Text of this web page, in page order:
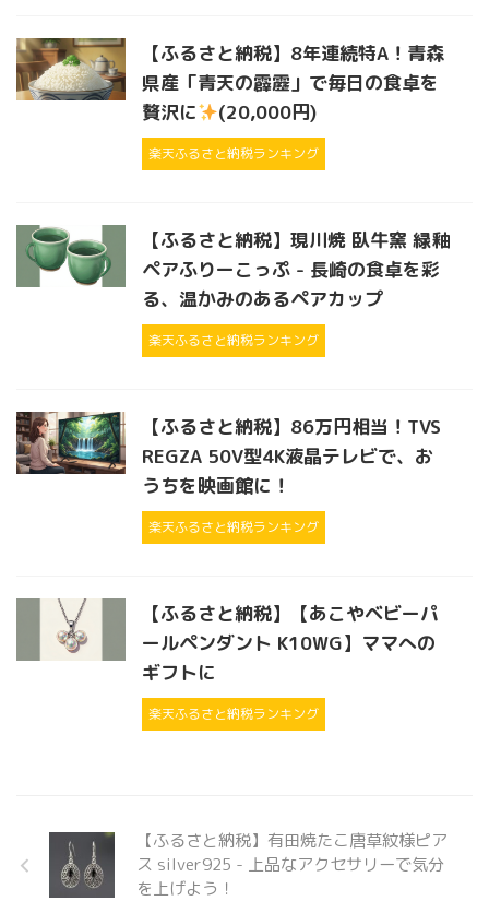
【ふるさと納税】8年連続特A！青森
県産「青天の霹靂」で毎日の食卓を
贅沢に
(20,000円)
楽天ふるさと納税ランキング
【ふるさと納税】現川焼 臥牛窯 緑釉
ペアふりーこっぷ - 長崎の食卓を彩
る、温かみのあるペアカップ
楽天ふるさと納税ランキング
【ふるさと納税】86万円相当！TVS
REGZA 50V型4K液晶テレビで、お
うちを映画館に！
楽天ふるさと納税ランキング
【ふるさと納税】【あこやベビーパ
ールペンダント K10WG】ママへの
ギフトに
楽天ふるさと納税ランキング
【ふるさと納税】有田焼たこ唐草紋様ピア
ス silver925 - 上品なアクセサリーで気分
を上げよう！